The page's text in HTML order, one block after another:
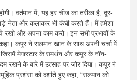
वर्तमान में, यह हर चीज का तरीका है, दूर-
नेता और कलाकार भी कंघी करते हैं। मैं हमेशा
रखो और अपना काम करो। इन सभी प्रभावों के
कपूर ने सलमान खान के साथ अपनी चर्चा में
जिसमें मेगास्टार के समर्थन और कपूर के नॉन-
रखने के बारे में उत्साह पर जोर दिया। कपूर ने
प्रशंसा को दर्शाते हुए कहा, “सलमान को